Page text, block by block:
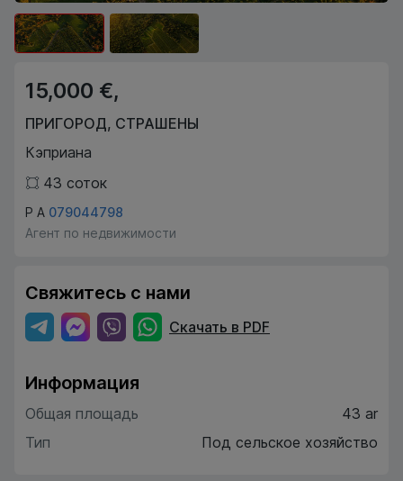
15,000 €,
ПРИГОРОД, СТРАШЕНЫ
Кэприана
43 соток
Р А 079044798
Агент по недвижимости
Свяжитесь с нами
Скачать в PDF
Информация
Общая площадь
43 ar
Тип
Под сельское хозяйство